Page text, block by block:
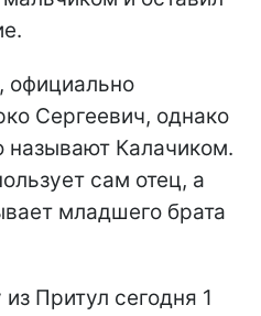
официально
Сергеевич, однако
называют Калачиком.
сам отец, а
младшего брата
Притул сегодня 1